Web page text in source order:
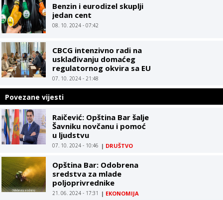
Benzin i eurodizel skuplji
jedan cent
08. 10. 2024 - 07:42
CBCG intenzivno radi na
usklađivanju domaćeg
regulatornog okvira sa EU
07. 10. 2024 - 21:48
Povezane vijesti
Raičević: Opština Bar šalje
Šavniku novčanu i pomoć
u ljudstvu
07. 10. 2024 - 10:46 | DRUŠTVO
Opština Bar: Odobrena
sredstva za mlade
poljoprivrednike
21. 06. 2024 - 17:31 | EKONOMIJA